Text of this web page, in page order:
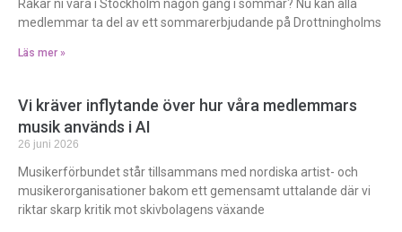
Råkar ni vara i Stockholm någon gång i sommar? Nu kan alla
medlemmar ta del av ett sommarerbjudande på Drottningholms
Läs mer »
Vi kräver inflytande över hur våra medlemmars
musik används i AI
26 juni 2026
Musikerförbundet står tillsammans med nordiska artist- och
musikerorganisationer bakom ett gemensamt uttalande där vi
riktar skarp kritik mot skivbolagens växande